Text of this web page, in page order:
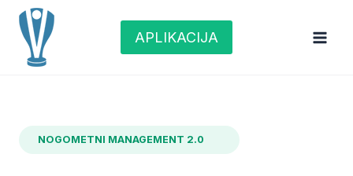
Skip
content
APLIKACIJA
NOGOMETNI MANAGEMENT 2.0